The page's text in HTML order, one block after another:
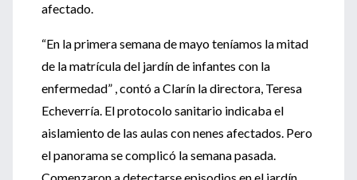
afectado.
“En la primera semana de mayo teníamos la mitad
de la matrícula del jardín de infantes con la
enfermedad” , contó a Clarín la directora, Teresa
Echeverría. El protocolo sanitario indicaba el
aislamiento de las aulas con nenes afectados. Pero
el panorama se complicó la semana pasada.